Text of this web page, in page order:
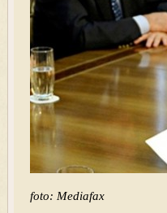
foto: Mediafax